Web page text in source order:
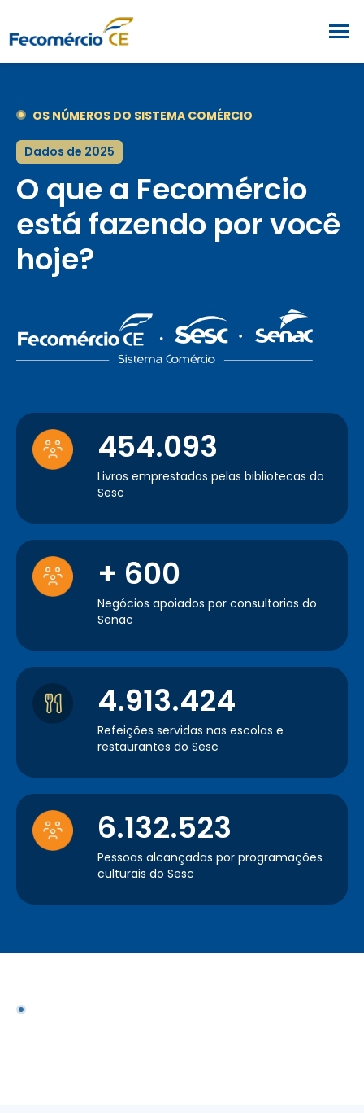
OS NÚMEROS DO SISTEMA COMÉRCIO
Dados de 2025
O que a Fecomércio
está fazendo por você
hoje?
454.093
Livros emprestados pelas bibliotecas do
Sesc
+ 600
Negócios apoiados por consultorias do
Senac
4.913.424
Refeições servidas nas escolas e
restaurantes do Sesc
6.132.523
Pessoas alcançadas por programações
culturais do Sesc